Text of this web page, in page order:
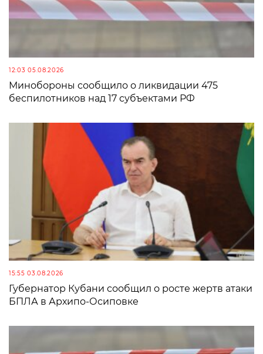
12:03 05.08.2026
Минобороны сообщило о ликвидации 475
беспилотников над 17 субъектами РФ
15:55 03.08.2026
Губернатор Кубани сообщил о росте жертв атаки
БПЛА в Архипо-Осиповке